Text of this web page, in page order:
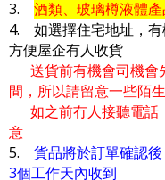
3. 酒類、玻璃樽液體
4. 如選擇住宅地址，有
方便屋企有人收貨
送貨前有機會司機會
間，所以請留意一些陌
如之前冇人接聽電話
意
5. 貨品將於訂單確認
3個工作天內收到